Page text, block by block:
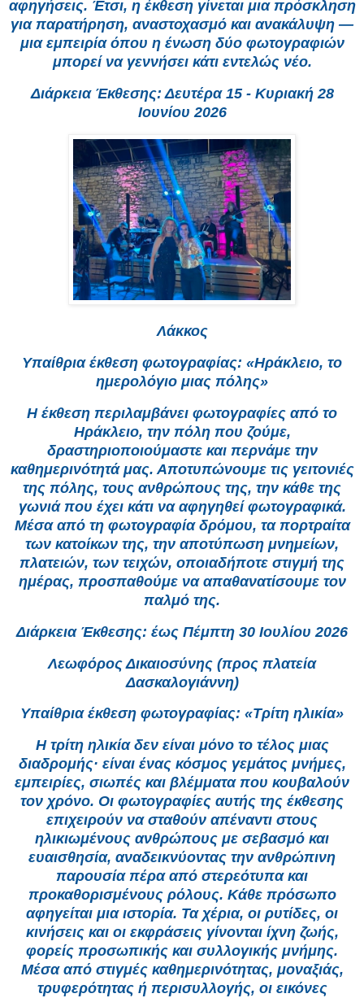
αφηγήσεις. Έτσι, η έκθεση γίνεται μια πρόσκληση
για παρατήρηση, αναστοχασμό και ανακάλυψη —
μια εμπειρία όπου η ένωση δύο φωτογραφιών
μπορεί να γεννήσει κάτι εντελώς νέο.
Διάρκεια Έκθεσης: Δευτέρα 15 - Κυριακή 28
Ιουνίου 2026
Λάκκος
Υπαίθρια έκθεση φωτογραφίας: «Ηράκλειο, το
ημερολόγιο μιας πόλης»
Η έκθεση περιλαμβάνει φωτογραφίες από το
Ηράκλειο, την πόλη που ζούμε,
δραστηριοποιούμαστε και περνάμε την
καθημερινότητά μας. Αποτυπώνουμε τις γειτονιές
της πόλης, τους ανθρώπους της, την κάθε της
γωνιά που έχει κάτι να αφηγηθεί φωτογραφικά.
Μέσα από τη φωτογραφία δρόμου, τα πορτραίτα
των κατοίκων της, την αποτύπωση μνημείων,
πλατειών, των τειχών, οποιαδήποτε στιγμή της
ημέρας, προσπαθούμε να απαθανατίσουμε τον
παλμό της.
Διάρκεια Έκθεσης: έως Πέμπτη 30 Ιουλίου 2026
Λεωφόρος Δικαιοσύνης (προς πλατεία
Δασκαλογιάννη)
Υπαίθρια έκθεση φωτογραφίας: «Τρίτη ηλικία»
Η τρίτη ηλικία δεν είναι μόνο το τέλος μιας
διαδρομής· είναι ένας κόσμος γεμάτος μνήμες,
εμπειρίες, σιωπές και βλέμματα που κουβαλούν
τον χρόνο. Οι φωτογραφίες αυτής της έκθεσης
επιχειρούν να σταθούν απέναντι στους
ηλικιωμένους ανθρώπους με σεβασμό και
ευαισθησία, αναδεικνύοντας την ανθρώπινη
παρουσία πέρα από στερεότυπα και
προκαθορισμένους ρόλους. Κάθε πρόσωπο
αφηγείται μια ιστορία. Τα χέρια, οι ρυτίδες, οι
κινήσεις και οι εκφράσεις γίνονται ίχνη ζωής,
φορείς προσωπικής και συλλογικής μνήμης.
Μέσα από στιγμές καθημερινότητας, μοναξιάς,
τρυφερότητας ή περισυλλογής, οι εικόνες